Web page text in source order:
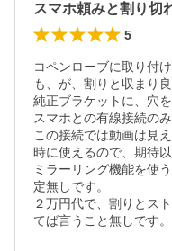
スマホ頼みと割り切
5
コペンローブに取り付
も、が、割りと収まり良
純正ブラケットに、穴
スマホとの有線接続の
この接続では動画は見
時に使えるので、期待
ミラーリング機能を使
定無しです。
２万円代で、割りとス
てば言うこと無しです。